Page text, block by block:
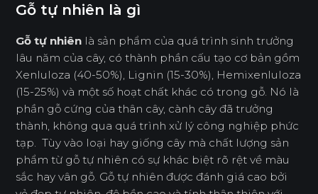
Gỗ tự nhiên là gì
Gỗ tự nhiên là sản phẩm của quá trình sinh trưởng
lâu năm của cây, có thành phần cấu tạo cơ bản gồm
Xenluloza (40-50%), Lignin (15-30%), Hemixenluloza
(15-25%) và một số hoạt chất khác có trong gỗ. Nó là
phần gỗ cứng của thân cây, cành cây đã trưởng
thành, không qua quá trình xử lý công nghiệp phức
tạp. Tùy vào loại hay giống cây mà chất lượng sản
phẩm từ gỗ tự nhiên có sự khác biệt rõ rệt về màu
sắc hay vân gỗ. Gỗ tự nhiên được đánh giá cao bởi